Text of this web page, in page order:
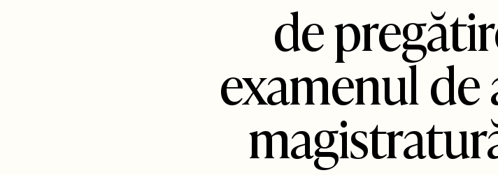
de
examenul